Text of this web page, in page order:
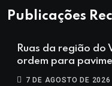
Publicações
Ruas da região do
ordem para
7 DE AGOSTO DE 2026